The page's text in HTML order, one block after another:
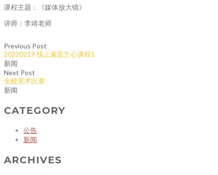
课程主题：《媒体放大镜》
讲师：李靖老师
Previous Post
20220219 线上蕙质兰心课程1
新闻
Next Post
全校美术比赛
新闻
CATEGORY
公告
新闻
ARCHIVES